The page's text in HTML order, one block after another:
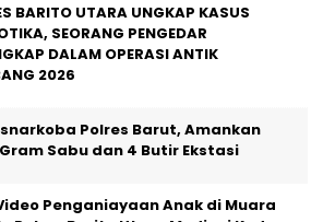
BARITO UTARA UNGKAP KASUS
SEORANG PENGEDAR
DALAM OPERASI ANTIK
2026
Polres Barut, Amankan
Sabu dan 4 Butir Ekstasi
Penganiayaan Anak di Muara